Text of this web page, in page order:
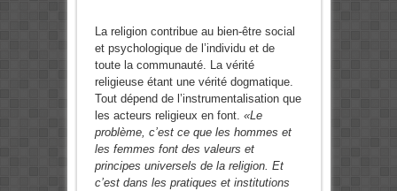
La religion contribue au bien-être social
et psychologique de l’individu et de
toute la communauté. La vérité
religieuse étant une vérité dogmatique.
Tout dépend de l’instrumentalisation que
les acteurs religieux en font. «Le
problème, c’est ce que les hommes et
les femmes font des valeurs et
principes universels de la religion. Et
c’est dans les pratiques et institutions